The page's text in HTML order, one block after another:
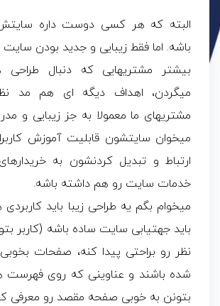
البته که هر کسی دوست داره
باشه. اما فقط زیبایی و جدید بودن
بیشتر مشتریهایی که دنبال
میگردن، اهداف دیگه ای هم مد
مشتریهای ما معمولا به جز زیبایی و
میخوان سایتشون قابلیت آموزش
ارتباط و تبدیل کردنشون به
خدمات سایت رو هم داشته باشه.
میخوام بگم یه طراحی زیبا باید
باید جهتیابی سایت ساده باشه (کاربر
نظر رو براحتی پیدا کنه، صفحات
شده باشند و عناوینی که روی فهرست
بتونن به خوبی صفحه مقصد رو معرفی